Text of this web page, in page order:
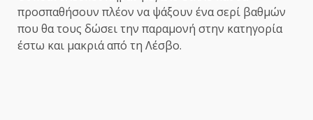
προσπαθήσουν πλέον να ψάξουν ένα σερί βαθμών
που θα τους δώσει την παραμονή στην κατηγορία
έστω και μακριά από τη Λέσβο.